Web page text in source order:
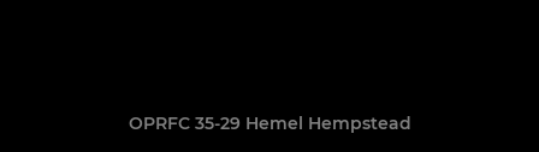
OPRFC 35-29 Hemel Hempstead